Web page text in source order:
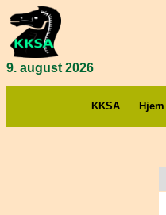
9. august 2026
KKSA Hjem